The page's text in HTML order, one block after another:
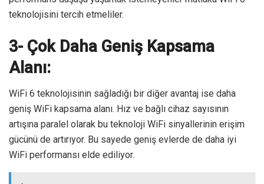
teknolojisini tercih etmeliler.
3- Çok Daha Geniş Kapsama
Alanı:
WiFi 6 teknolojisinin sağladığı bir diğer avantaj ise daha
geniş WiFi kapsama alanı. Hız ve bağlı cihaz sayısının
artışına paralel olarak bu teknoloji WiFi sinyallerinin erişim
gücünü de artırıyor. Bu sayede geniş evlerde de daha iyi
WiFi performansı elde ediliyor.